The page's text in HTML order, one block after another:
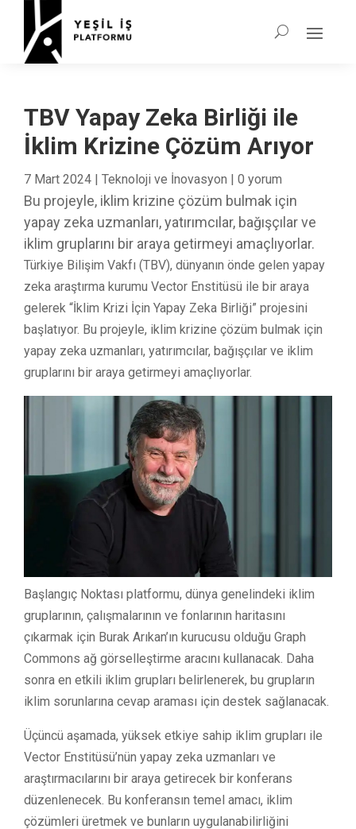
TBV Yapay Zeka Birliği ile
İklim Krizine Çözüm Arıyor
7 Mart 2024 | Teknoloji ve İnovasyon | 0 yorum
Bu projeyle, iklim krizine çözüm bulmak için
yapay zeka uzmanları, yatırımcılar, bağışçılar ve
iklim gruplarını bir araya getirmeyi amaçlıyorlar.
Türkiye Bilişim Vakfı (TBV), dünyanın önde gelen yapay
zeka araştırma kurumu Vector Enstitüsü ile bir araya
gelerek “İklim Krizi İçin Yapay Zeka Birliği” projesini
başlatıyor. Bu projeyle, iklim krizine çözüm bulmak için
yapay zeka uzmanları, yatırımcılar, bağışçılar ve iklim
gruplarını bir araya getirmeyi amaçlıyorlar.
Başlangıç Noktası platformu, dünya genelindeki iklim
gruplarının, çalışmalarının ve fonlarının haritasını
çıkarmak için Burak Arıkan’ın kurucusu olduğu Graph
Commons ağ görselleştirme aracını kullanacak. Daha
sonra en etkili iklim grupları belirlenerek, bu grupların
iklim sorunlarına cevap araması için destek sağlanacak.
Üçüncü aşamada, yüksek etkiye sahip iklim grupları ile
Vector Enstitüsü’nün yapay zeka uzmanları ve
araştırmacılarını bir araya getirecek bir konferans
düzenlenecek. Bu konferansın temel amacı, iklim
çözümleri üretmek ve bunların uygulanabilirliğini